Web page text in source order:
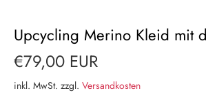
Upcycling Merino Kleid mit
€79,00 EUR
inkl. MwSt. zzgl. Versandkosten